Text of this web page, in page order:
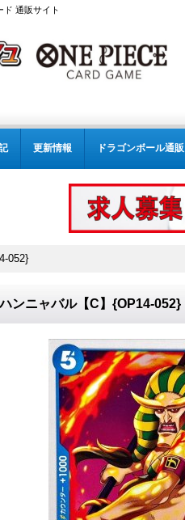
ド 通販サイト
更新情報 ドラゴンボール通販
052}
ハンニャバル【C】{OP14-052}